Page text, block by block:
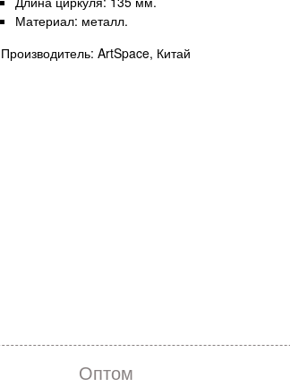
Материал: металл.
Производитель: ArtSpace, Китай
Оптом